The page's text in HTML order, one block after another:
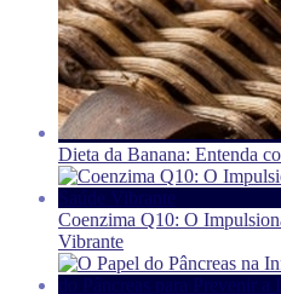
Dieta da Banana: Entenda
Coenzima Q10: O
Vibrante